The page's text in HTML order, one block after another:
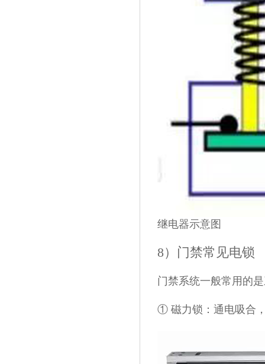
继电器示意图
8）门禁常见电锁
门禁系统一般常用的
① 磁力锁：通电吸合